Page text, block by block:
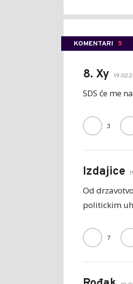
KOMENTARI 5
8. Xy
SDS će me
3
Izdajice
Od
politickim
7